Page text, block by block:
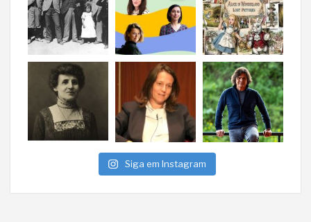
Siga em Instagram